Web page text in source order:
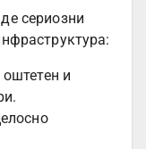
сериозни
и